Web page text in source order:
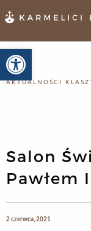
Otwórz pasek narzędzi
AKTUALNOŚCI
Salon
Pawłem
2 czerwca, 2021